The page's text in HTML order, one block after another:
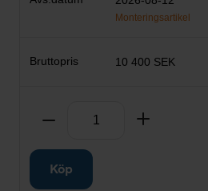
Monteringsartikel
10 400 SEK
Ta bort
Köp